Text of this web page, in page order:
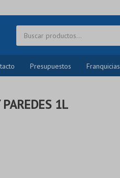
Presupuestos Franquicias
1L